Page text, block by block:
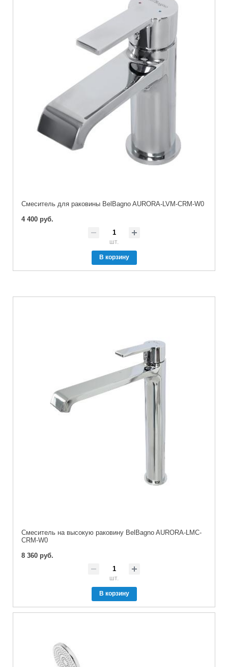
Смеситель для раковины BelBagno AURORA-LVM-CRM-W0
4 400 руб.
шт.
В корзину
Смеситель на высокую раковину BelBagno AURORA-LMC-
CRM-W0
8 360 руб.
шт.
В корзину